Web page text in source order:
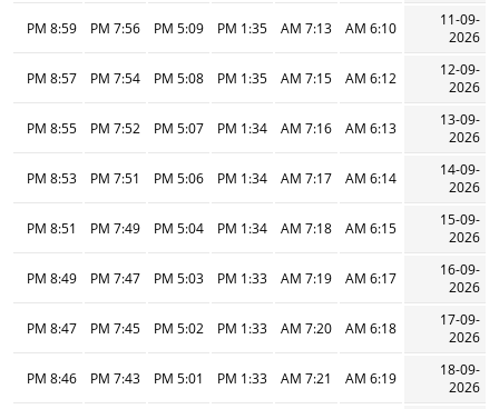
11-09-
2026
6:10 AM
7:13 AM
1:35 PM
5:09 PM
7:56 PM
8:59 PM
12-09-
2026
6:12 AM
7:15 AM
1:35 PM
5:08 PM
7:54 PM
8:57 PM
13-09-
2026
6:13 AM
7:16 AM
1:34 PM
5:07 PM
7:52 PM
8:55 PM
14-09-
2026
6:14 AM
7:17 AM
1:34 PM
5:06 PM
7:51 PM
8:53 PM
15-09-
2026
6:15 AM
7:18 AM
1:34 PM
5:04 PM
7:49 PM
8:51 PM
16-09-
2026
6:17 AM
7:19 AM
1:33 PM
5:03 PM
7:47 PM
8:49 PM
17-09-
2026
6:18 AM
7:20 AM
1:33 PM
5:02 PM
7:45 PM
8:47 PM
18-09-
2026
6:19 AM
7:21 AM
1:33 PM
5:01 PM
7:43 PM
8:46 PM